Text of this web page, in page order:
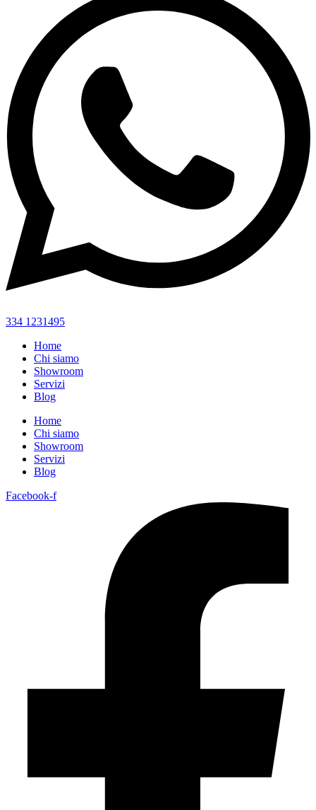
334 1231495
Home
Chi siamo
Showroom
Servizi
Blog
Home
Chi siamo
Showroom
Servizi
Blog
Facebook-f